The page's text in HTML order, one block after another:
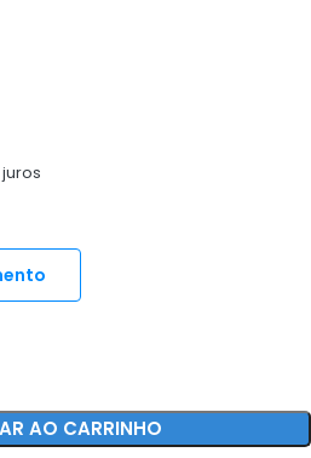
AO CARRINHO